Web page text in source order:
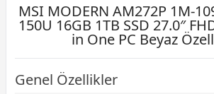
MSI MODERN AM272P 1M-
150U 16GB 1TB SSD 27.0″
in One PC Beyaz
Genel Özellikler